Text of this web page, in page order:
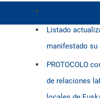
Listado
manifestado su
PROTOCOLO
de relaciones